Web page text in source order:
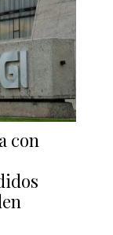
con